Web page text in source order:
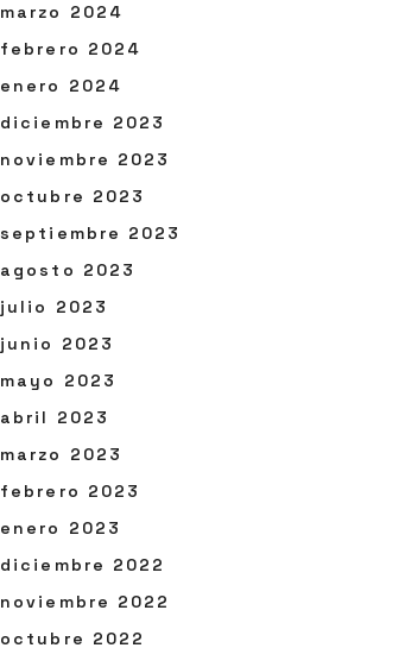
marzo 2024
febrero 2024
enero 2024
diciembre 2023
noviembre 2023
octubre 2023
septiembre 2023
agosto 2023
julio 2023
junio 2023
mayo 2023
abril 2023
marzo 2023
febrero 2023
enero 2023
diciembre 2022
noviembre 2022
octubre 2022